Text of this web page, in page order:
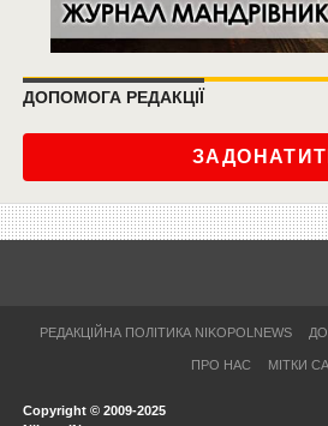
ДОПОМОГА РЕДАКЦІЇ
РЕДАКЦІЙНА ПОЛІТИКА NIKOPOLNEWS
ПРО НАС МІТКИ
Copyright © 2009-2025